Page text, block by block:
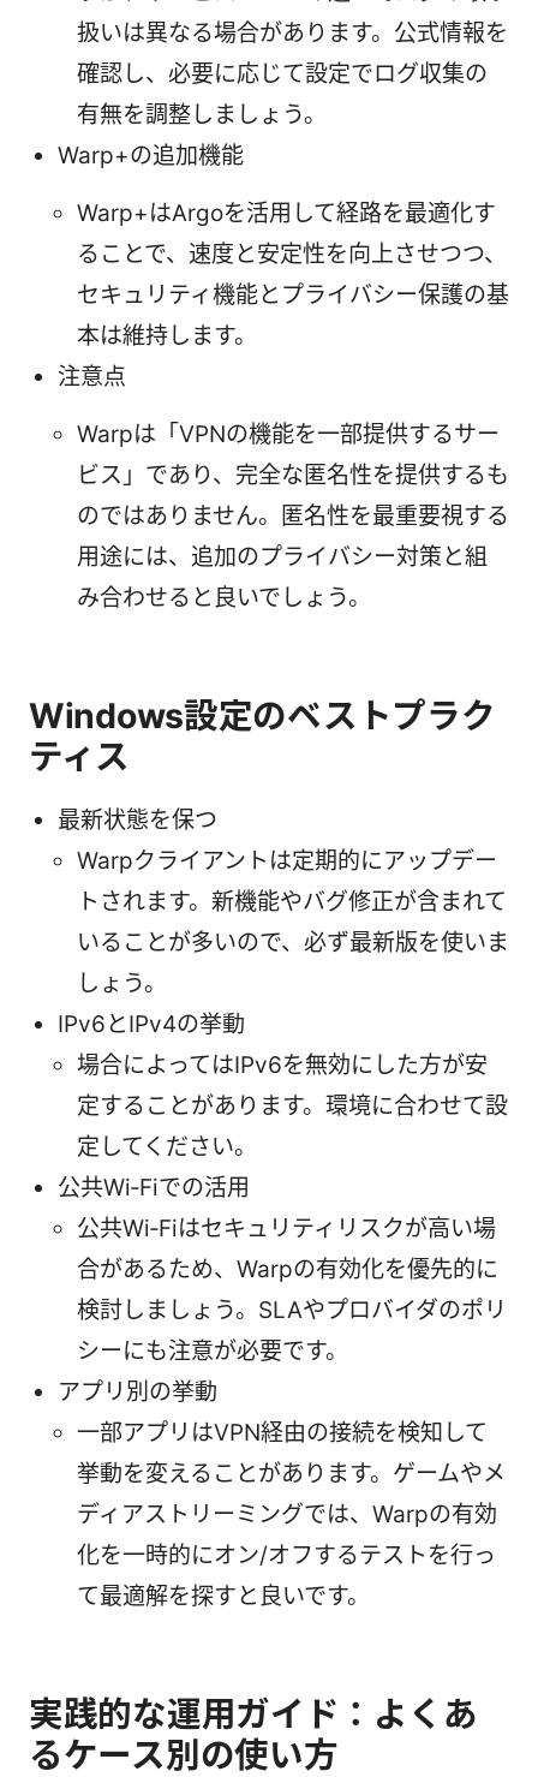
扱いは異なる場合があります。公式情報を
確認し、必要に応じて設定でログ収集の
有無を調整しましょう。
Warp+の追加機能
Warp+はArgoを活用して経路を最適化す
ることで、速度と安定性を向上させつつ、
セキュリティ機能とプライバシー保護の基
本は維持します。
注意点
Warpは「VPNの機能を一部提供するサー
ビス」であり、完全な匿名性を提供するも
のではありません。匿名性を最重要視する
用途には、追加のプライバシー対策と組
み合わせると良いでしょう。
Windows設定のベストプラク
ティス
最新状態を保つ
Warpクライアントは定期的にアップデー
トされます。新機能やバグ修正が含まれて
いることが多いので、必ず最新版を使いま
しょう。
IPv6とIPv4の挙動
場合によってはIPv6を無効にした方が安
定することがあります。環境に合わせて設
定してください。
公共Wi‑Fiでの活用
公共Wi‑Fiはセキュリティリスクが高い場
合があるため、Warpの有効化を優先的に
検討しましょう。SLAやプロバイダのポリ
シーにも注意が必要です。
アプリ別の挙動
一部アプリはVPN経由の接続を検知して
挙動を変えることがあります。ゲームやメ
ディアストリーミングでは、Warpの有効
化を一時的にオン/オフするテストを行っ
て最適解を探すと良いです。
実践的な運用ガイド：よくあ
るケース別の使い方